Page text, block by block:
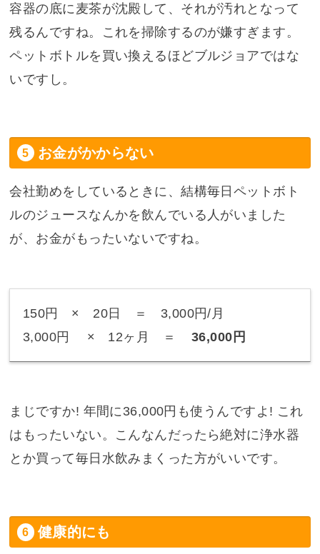
容器の底に麦茶が沈殿して、それが汚れとなって
残るんですね。これを掃除するのが嫌すぎます。
ペットボトルを買い換えるほどブルジョアではな
いですし。
お金がかからない
会社勤めをしているときに、結構毎日ペットボト
ルのジュースなんかを飲んでいる人がいました
が、お金がもったいないですね。
150円 × 20日 ＝ 3,000円/月
3,000円 × 12ヶ月 ＝
36,000円
まじですか! 年間に36,000円も使うんですよ! これ
はもったいない。こんなんだったら絶対に浄水器
とか買って毎日水飲みまくった方がいいです。
健康的にも